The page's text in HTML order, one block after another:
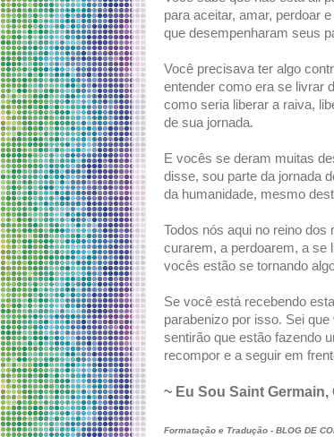
para aceitar, amar, perdoar
que desempenharam seus
Você precisava ter algo
entender como era se livrar
como seria liberar a raiva,
de sua jornada.
E vocês se deram muitas
disse, sou parte da jornada
da humanidade, mesmo
Todos nós aqui no reino
curarem, a perdoarem, a se
vocês estão se tornando
Se você está recebendo
parabenizo por isso. Sei
sentirão que estão fazendo
recompor e a seguir em
~ Eu Sou Saint
Formatação e Tradução - BLOG DE